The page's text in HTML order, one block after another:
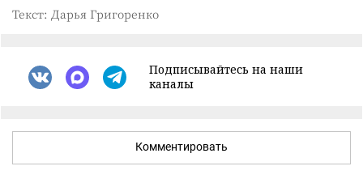
Текст: Дарья Григоренко
Подписывайтесь на наши
каналы
Комментировать